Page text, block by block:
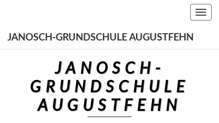
JANOSCH-GRUNDSCHULE AUGUSTFEHN
JANOSCH-
GRUNDSCHULE
AUGUSTFEHN